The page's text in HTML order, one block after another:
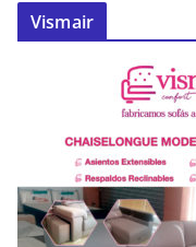
Vismair